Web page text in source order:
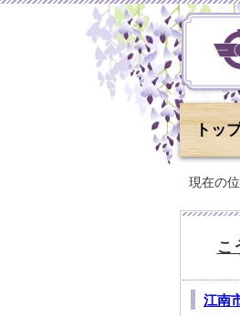
トッ
現在の
こ
江南